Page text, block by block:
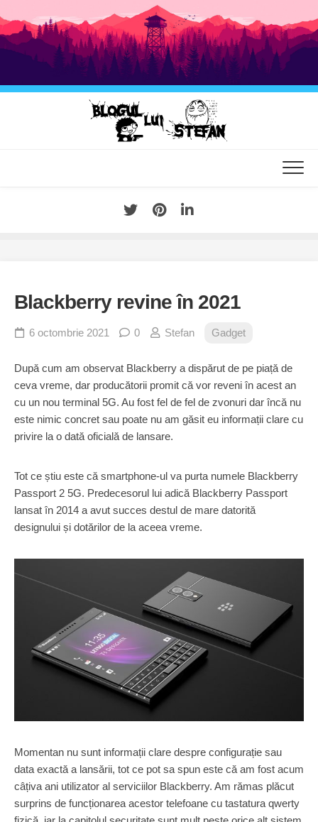
to
content
Blackberry revine în 2021
6 octombrie 2021 0 Stefan Gadget
După cum am observat Blackberry a dispărut de pe piață de
ceva vreme, dar producătorii promit că vor reveni în acest an
cu un nou terminal 5G. Au fost fel de fel de zvonuri dar încă nu
este nimic concret sau poate nu am găsit eu informații clare cu
privire la o dată oficială de lansare.
Tot ce știu este că smartphone-ul va purta numele Blackberry
Passport 2 5G. Predecesorul lui adică Blackberry Passport
lansat în 2014 a avut succes destul de mare datorită
designului și dotărilor de la aceea vreme.
Momentan nu sunt informații clare despre configurație sau
data exactă a lansării, tot ce pot sa spun este că am fost acum
câțiva ani utilizator al serviciilor Blackberry. Am rămas plăcut
surprins de funcționarea acestor telefoane cu tastatura qwerty